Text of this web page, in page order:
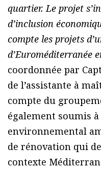
quartier. Le projet
d’inclusion
compte les projets
d’Euroméditerranée
coordonnée par
de l’assistante à
compte du
également soumis
environnemental
de rénovation qui
contexte